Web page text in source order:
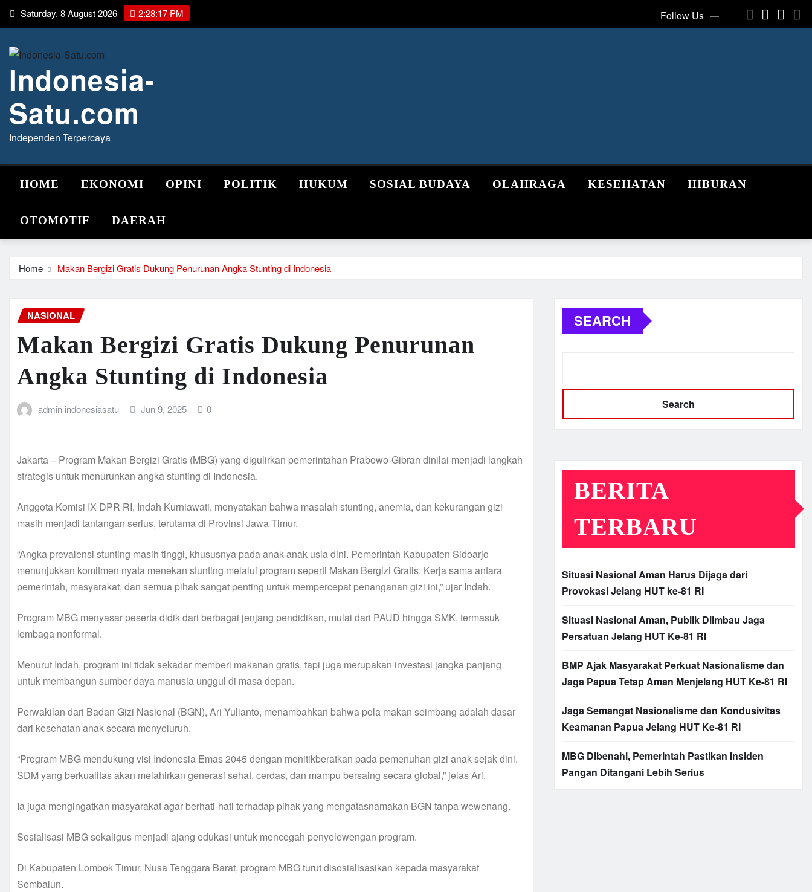
Skip Saturday, 8 August 2026 2:28:18 PM Follow Us
Indonesia-
Satu.com
Independen Terpercaya
HOME EKONOMI OPINI POLITIK HUKUM SOSIAL BUDAYA OLAHRAGA KESEHATAN HIBURAN
OTOMOTIF DAERAH
Home Makan Bergizi Gratis Dukung Penurunan Angka Stunting di Indonesia
NASIONAL
Makan Bergizi Gratis Dukung Penurunan
Angka Stunting di Indonesia
admin indonesiasatu Jun 9, 2025 0
Jakarta – Program Makan Bergizi Gratis (MBG) yang digulirkan pemerintahan Prabowo-Gibran dinilai menjadi langkah
strategis untuk menurunkan angka stunting di Indonesia.
Anggota Komisi IX DPR RI, Indah Kurniawati, menyatakan bahwa masalah stunting, anemia, dan kekurangan gizi
masih menjadi tantangan serius, terutama di Provinsi Jawa Timur.
“Angka prevalensi stunting masih tinggi, khususnya pada anak-anak usia dini. Pemerintah Kabupaten Sidoarjo
menunjukkan komitmen nyata menekan stunting melalui program seperti Makan Bergizi Gratis. Kerja sama antara
pemerintah, masyarakat, dan semua pihak sangat penting untuk mempercepat penanganan gizi ini,” ujar Indah.
Program MBG menyasar peserta didik dari berbagai jenjang pendidikan, mulai dari PAUD hingga SMK, termasuk
lembaga nonformal.
Menurut Indah, program ini tidak sekadar memberi makanan gratis, tapi juga merupakan investasi jangka panjang
untuk membangun sumber daya manusia unggul di masa depan.
Perwakilan dari Badan Gizi Nasional (BGN), Ari Yulianto, menambahkan bahwa pola makan seimbang adalah dasar
dari kesehatan anak secara menyeluruh.
“Program MBG mendukung visi Indonesia Emas 2045 dengan menitikberatkan pada pemenuhan gizi anak sejak dini.
SDM yang berkualitas akan melahirkan generasi sehat, cerdas, dan mampu bersaing secara global,” jelas Ari.
Ia juga mengingatkan masyarakat agar berhati-hati terhadap pihak yang mengatasnamakan BGN tanpa wewenang.
Sosialisasi MBG sekaligus menjadi ajang edukasi untuk mencegah penyelewengan program.
Di Kabupaten Lombok Timur, Nusa Tenggara Barat, program MBG turut disosialisasikan kepada masyarakat
Sembalun.
SEARCH
Search
BERITA
TERBARU
Situasi Nasional Aman Harus Dijaga dari
Provokasi Jelang HUT ke-81 RI
Situasi Nasional Aman, Publik Diimbau Jaga
Persatuan Jelang HUT Ke-81 RI
BMP Ajak Masyarakat Perkuat Nasionalisme dan
Jaga Papua Tetap Aman Menjelang HUT Ke-81 RI
Jaga Semangat Nasionalisme dan Kondusivitas
Keamanan Papua Jelang HUT Ke-81 RI
MBG Dibenahi, Pemerintah Pastikan Insiden
Pangan Ditangani Lebih Serius